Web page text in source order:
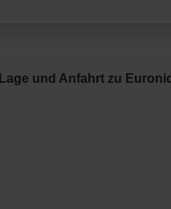
Lage und Anfahrt zu